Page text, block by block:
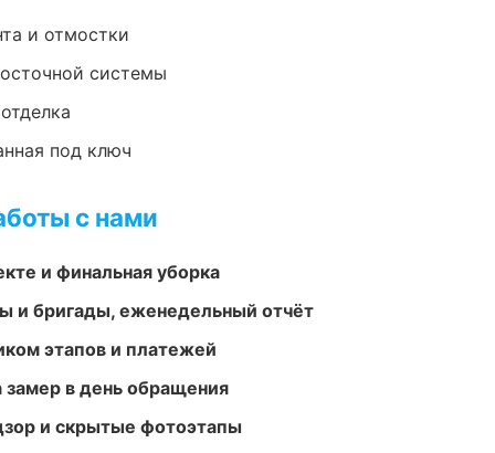
и отмостки
системы
под ключ
с нами
и финальная уборка
и бригады, еженедельный отчёт
этапов и платежей
в день обращения
и скрытые фотоэтапы